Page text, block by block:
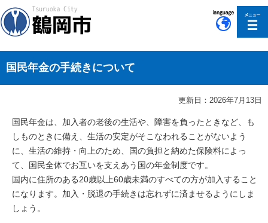
国民年金の手続きについて
更新日：2026年7月13日
国民年金は、加入者の老後の生活や、障害を負ったときなど、も
しものときに備え、生活の安定がそこなわれることがないよう
に、生活の維持・向上のため、国の負担と納めた保険料によっ
て、国民全体でお互いを支えあう国の年金制度です。
国内に住所のある20歳以上60歳未満のすべての方が加入すること
になります。加入・脱退の手続きは忘れずに済ませるようにしま
しょう。